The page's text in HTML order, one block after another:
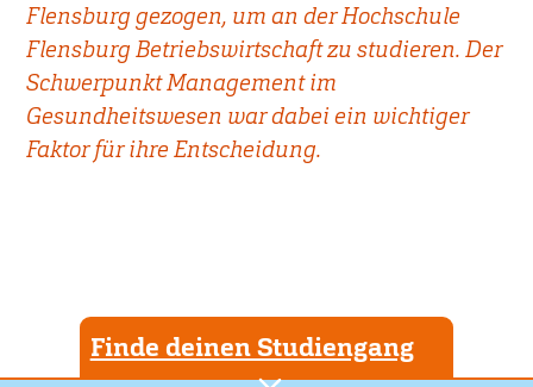
Flensburg gezogen, um an der Hochschule
Flensburg Betriebswirtschaft zu studieren. Der
Schwerpunkt Management im
Gesundheitswesen war dabei ein wichtiger
Faktor für ihre Entscheidung.
Finde deinen Studiengang